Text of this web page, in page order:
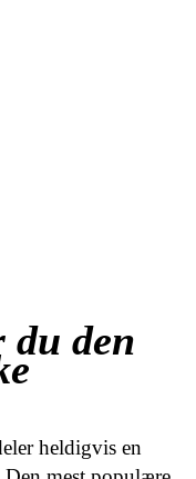
du den
heldigvis en